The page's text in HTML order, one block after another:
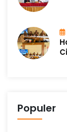
Populer